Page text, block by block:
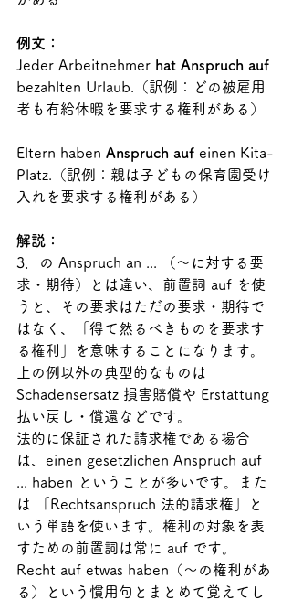
例文：
Jeder Arbeitnehmer hat Anspruch auf
bezahlten Urlaub.（訳例：どの被雇用
者も有給休暇を要求する権利がある）
Eltern haben Anspruch auf einen Kita-
Platz.（訳例：親は子どもの保育園受け
入れを要求する権利がある）
解説：
3．の Anspruch an ... （～に対する要
求・期待）とは違い、前置詞 auf を使
うと、その要求はただの要求・期待で
はなく、「得て然るべきものを要求す
る権利」を意味することになります。
上の例以外の典型的なものは
Schadensersatz 損害賠償や Erstattung
払い戻し・償還などです。
法的に保証された請求権である場合
は、einen gesetzlichen Anspruch auf
... haben ということが多いです。また
は 「Rechtsanspruch 法的請求権」と
いう単語を使います。権利の対象を表
すための前置詞は常に auf です。
Recht auf etwas haben（～の権利があ
る）という慣用句とまとめて覚えてし